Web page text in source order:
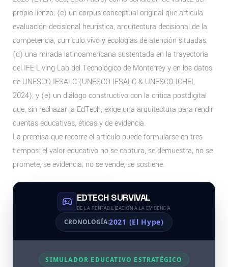
propio lienzo; (c) un corpus conceptual original que articula
evaluación decisional heurística, arquitectura decisional de la
competencia, currículo vivo y ecologías de atención situadas;
(d) una mirada latinoamericana sustentada en la trayectoria
del IFE Living Lab del Tecnológico de Monterrey y en los datos
de UNESCO IESALC (UNESCO IESALC & UNESCO-ICHEI,
2024); y (e) un diálogo constructivo con la crítica postdigital
que, sin rechazar la EdTech, exige una arquitectura para rendir
cuentas educativas, éticas y de evidencia.
La premisa que recorre el artículo puede formularse en tres
tiempos: el valor educativo no se captura, se demuestra; no se
promete, se evidencia; no se vende, se sostiene.
EDTECH SURVIVAL
DE LA RENTABILIZACIÓN A LA EVIDENCIA
CRONOLOGÍA:2021 (El Hype)
SIMULADOR EDUCATIVO ESTRATÉGICO